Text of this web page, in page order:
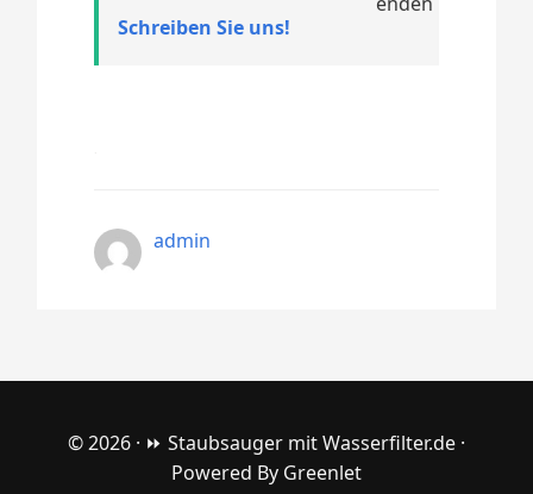
Schreiben Sie uns!
admin
© 2026 · ⏩ Staubsauger mit Wasserfilter.de ·
Powered By Greenlet